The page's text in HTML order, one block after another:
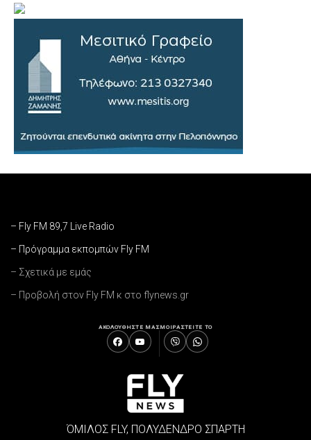
– Fly FM 89,7 Live Radio
– Πρόγραμμα εκπομπών Fly FM
– Σχετικά με εμάς
– Προβολή στον Fly FM κ στο flynews.gr
ΑΚΟΛΟΥΘΗΣΤΕ ΜΑΣΜΟΙΡΑΣΤΕΙΤΕ ΤΟ
ΌΜΙΛΟΣ FLY, ΠΟΛΥΔΕΝΔΡΟ ΣΠΑΡΤΗ